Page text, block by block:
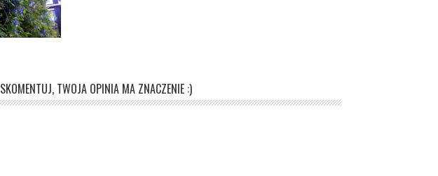
SKOMENTUJ, TWOJA OPINIA MA ZNACZENIE :)